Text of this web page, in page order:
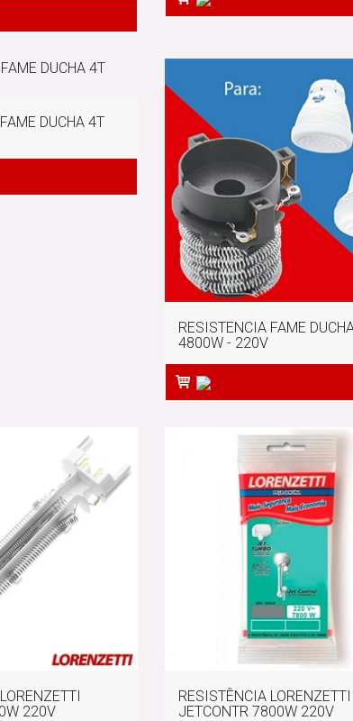
DUCHA 4T
RESISTENCIA FAME
4800W - 220V
220V
RESISTÊNCIA LORENZETTI
JETCONTR 7800W 220V